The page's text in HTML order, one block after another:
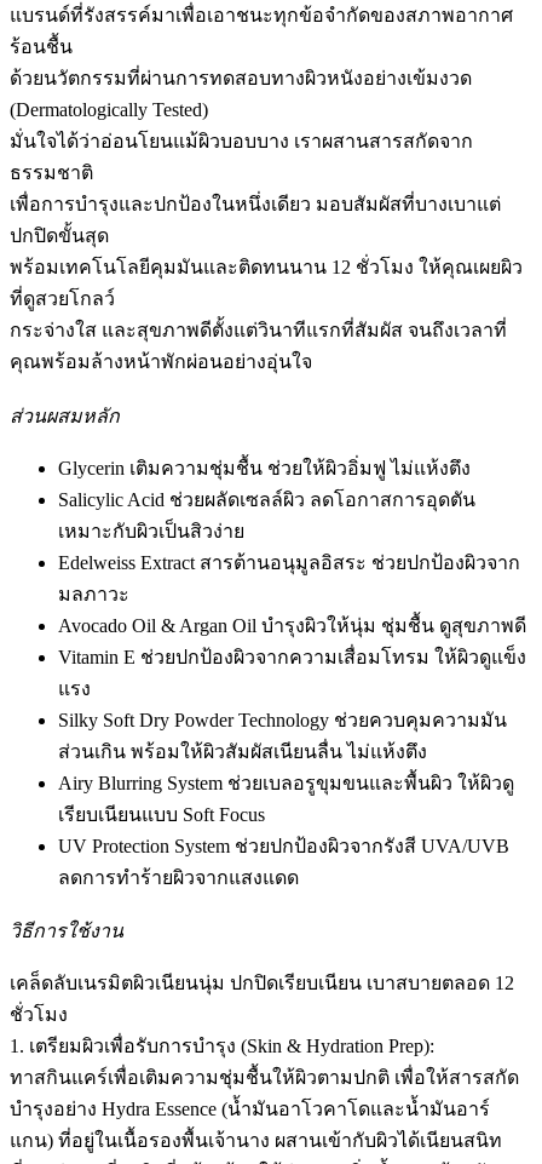
แบรนด์ที่รังสรรค์มาเพื่อเอาชนะทุกข้อจำกัดของสภาพอากาศ
ร้อนชื้น
ด้วยนวัตกรรมที่ผ่านการทดสอบทางผิวหนังอย่างเข้มงวด
(Dermatologically Tested)
มั่นใจได้ว่าอ่อนโยนแม้ผิวบอบบาง เราผสานสารสกัดจาก
ธรรมชาติ
เพื่อการบำรุงและปกป้องในหนึ่งเดียว มอบสัมผัสที่บางเบาแต่
ปกปิดขั้นสุด
พร้อมเทคโนโลยีคุมมันและติดทนนาน 12 ชั่วโมง ให้คุณเผยผิว
ที่ดูสวยโกลว์
กระจ่างใส และสุขภาพดีตั้งแต่วินาทีแรกที่สัมผัส จนถึงเวลาที่
คุณพร้อมล้างหน้าพักผ่อนอย่างอุ่นใจ
ส่วนผสมหลัก
Glycerin เติมความชุ่มชื้น ช่วยให้ผิวอิ่มฟู ไม่แห้งตึง
Salicylic Acid ช่วยผลัดเซลล์ผิว ลดโอกาสการอุดตัน
เหมาะกับผิวเป็นสิวง่าย
Edelweiss Extract สารต้านอนุมูลอิสระ ช่วยปกป้องผิวจาก
มลภาวะ
Avocado Oil & Argan Oil บำรุงผิวให้นุ่ม ชุ่มชื้น ดูสุขภาพดี
Vitamin E ช่วยปกป้องผิวจากความเสื่อมโทรม ให้ผิวดูแข็ง
แรง
Silky Soft Dry Powder Technology ช่วยควบคุมความมัน
ส่วนเกิน พร้อมให้ผิวสัมผัสเนียนลื่น ไม่แห้งตึง
Airy Blurring System ช่วยเบลอรูขุมขนและพื้นผิว ให้ผิวดู
เรียบเนียนแบบ Soft Focus
UV Protection System ช่วยปกป้องผิวจากรังสี UVA/UVB
ลดการทำร้ายผิวจากแสงแดด
วิธีการใช้งาน
เคล็ดลับเนรมิตผิวเนียนนุ่ม ปกปิดเรียบเนียน เบาสบายตลอด 12
ชั่วโมง
1. เตรียมผิวเพื่อรับการบำรุง (Skin & Hydration Prep):
ทาสกินแคร์เพื่อเติมความชุ่มชื้นให้ผิวตามปกติ เพื่อให้สารสกัด
บำรุงอย่าง Hydra Essence (น้ำมันอาโวคาโดและน้ำมันอาร์
แกน) ที่อยู่ในเนื้อรองพื้นเจ้านาง ผสานเข้ากับผิวได้เนียนสนิท